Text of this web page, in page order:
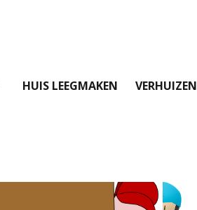
HUIS LEEGMAKEN VERHUIZEN